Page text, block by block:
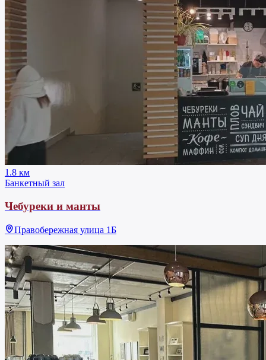
1.8 км
Банкетный зал
Чебуреки и манты
Правобережная улица 1Б